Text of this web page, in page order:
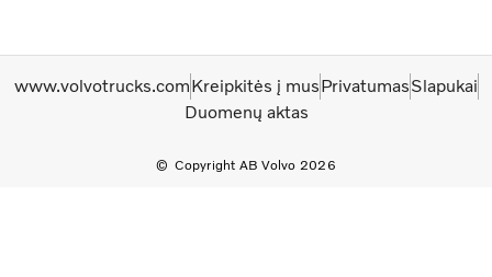
Copyright AB Volvo 2026
www.volvotrucks.comKreipkitės į musPrivatumasSlapukai
Duomenų aktas